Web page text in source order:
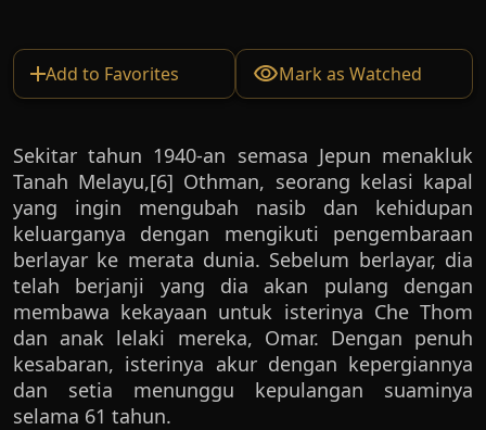
Add to Favorites Mark as Watched
Sekitar tahun 1940-an semasa Jepun menakluk
Tanah Melayu,[6] Othman, seorang kelasi kapal
yang ingin mengubah nasib dan kehidupan
keluarganya dengan mengikuti pengembaraan
berlayar ke merata dunia. Sebelum berlayar, dia
telah berjanji yang dia akan pulang dengan
membawa kekayaan untuk isterinya Che Thom
dan anak lelaki mereka, Omar. Dengan penuh
kesabaran, isterinya akur dengan kepergiannya
dan setia menunggu kepulangan suaminya
selama 61 tahun.